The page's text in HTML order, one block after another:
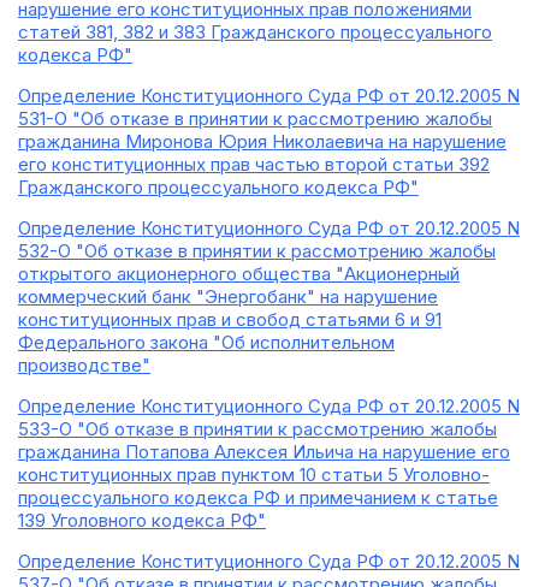
нарушение его конституционных прав положениями
статей 381, 382 и 383 Гражданского процессуального
кодекса РФ"
Определение Конституционного Суда РФ от 20.12.2005 N
531-О "Об отказе в принятии к рассмотрению жалобы
гражданина Миронова Юрия Николаевича на нарушение
его конституционных прав частью второй статьи 392
Гражданского процессуального кодекса РФ"
Определение Конституционного Суда РФ от 20.12.2005 N
532-О "Об отказе в принятии к рассмотрению жалобы
открытого акционерного общества "Акционерный
коммерческий банк "Энергобанк" на нарушение
конституционных прав и свобод статьями 6 и 91
Федерального закона "Об исполнительном
производстве"
Определение Конституционного Суда РФ от 20.12.2005 N
533-О "Об отказе в принятии к рассмотрению жалобы
гражданина Потапова Алексея Ильича на нарушение его
конституционных прав пунктом 10 статьи 5 Уголовно-
процессуального кодекса РФ и примечанием к статье
139 Уголовного кодекса РФ"
Определение Конституционного Суда РФ от 20.12.2005 N